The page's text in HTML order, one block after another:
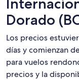
Dorado
Los precios
días y comienzan
para vuelos
precios y la